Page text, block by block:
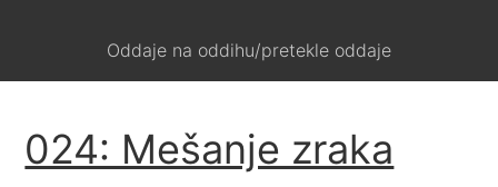
Oddaje na oddihu/pretekle oddaje
024: Mešanje zraka